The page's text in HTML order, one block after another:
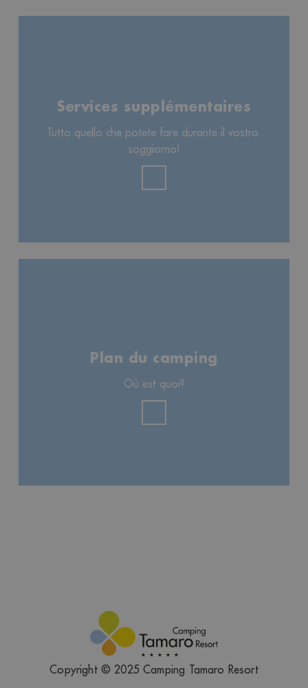
Services supplémentaires
Tutto quello che potete fare durante il vostro
soggiorno!
Plan du camping
Où est quoi?
Copyright © 2025 Camping Tamaro Resort